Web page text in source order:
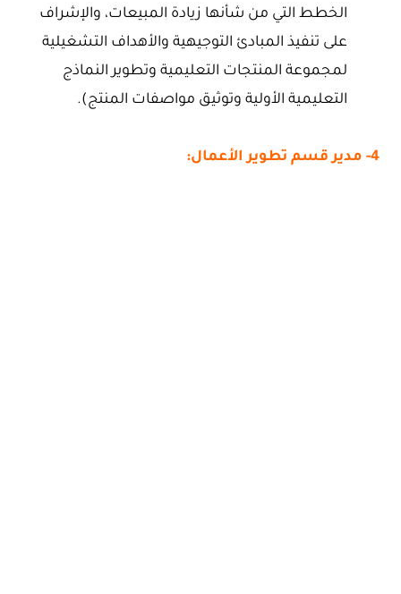
الخطط التي من شأنها زيادة المبيعات، والإشراف
على تنفيذ المبادئ التوجيهية والأهداف التشغيلية
لمجموعة المنتجات التعليمية وتطوير النماذج
التعليمية الأولية وتوثيق مواصفات المنتج).
4- مدير قسم تطوير الأعمال: